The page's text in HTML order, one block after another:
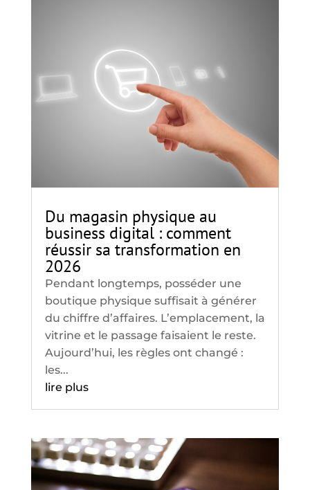
Du magasin physique au
business digital : comment
réussir sa transformation en
2026
Pendant longtemps, posséder une
boutique physique suffisait à générer
du chiffre d’affaires. L’emplacement, la
vitrine et le passage faisaient le reste.
Aujourd’hui, les règles ont changé :
les...
lire plus